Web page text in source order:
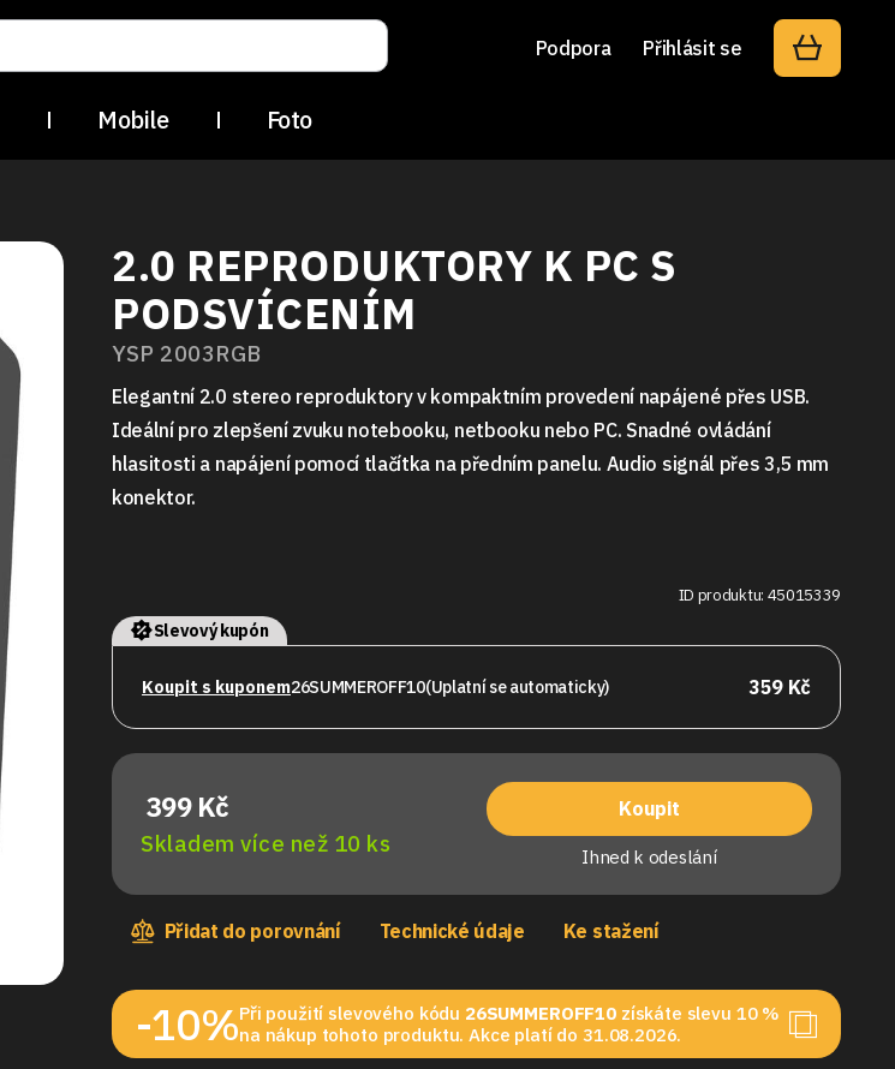
Mobile Foto
Podpora Přihlásit se
2.0 REPRODUKTORY K PC S
PODSVÍCENÍM
YSP 2003RGB
Elegantní 2.0 stereo reproduktory v kompaktním provedení napájené přes USB.
Ideální pro zlepšení zvuku notebooku, netbooku nebo PC. Snadné ovládání
hlasitosti a napájení pomocí tlačítka na předním panelu. Audio signál přes 3,5 mm
konektor.
ID produktu: 45015339
Slevový kupón
Koupit s kuponem26SUMMEROFF10(Uplatní se automaticky) 359 Kč
399 Kč
Skladem více než 10 ks
Koupit
Ihned k odeslání
Přidat do porovnání Technické údaje Ke stažení
-10%Při použití slevového kódu 26SUMMEROFF10 získáte slevu 10 %
na nákup tohoto produktu. Akce platí do 31.08.2026.